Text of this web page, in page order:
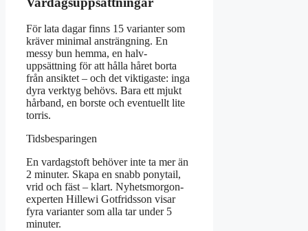
För lata dagar finns 15 varianter som
kräver minimal ansträngning. En
messy bun hemma, en halv-
uppsättning för att hålla håret borta
från ansiktet – och det viktigaste: inga
dyra verktyg behövs. Bara ett mjukt
hårband, en borste och eventuellt lite
torris.
Tidsbesparingen
En vardagstoft behöver inte ta mer än
2 minuter. Skapa en snabb ponytail,
vrid och fäst – klart. Nyhetsmorgon-
experten Hillewi Gotfridsson visar
fyra varianter som alla tar under 5
minuter.